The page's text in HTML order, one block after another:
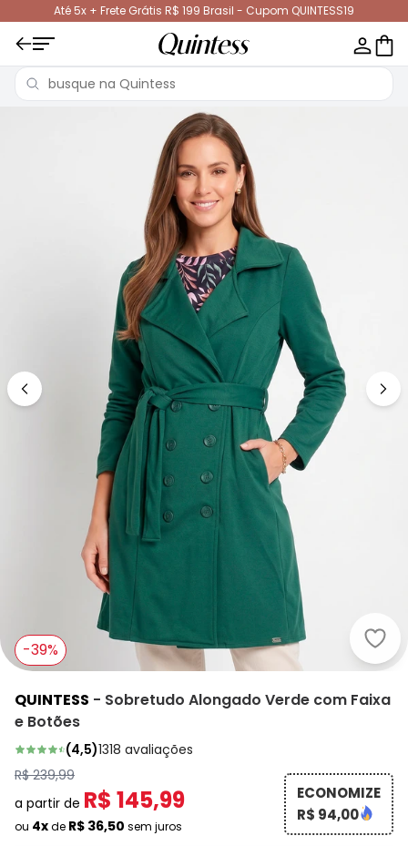
Até 5x + Frete Grátis R$ 199 Brasil - Cupom QUINTESS19
-39%
QUINTESS - Sobretudo Alongado Verde com Faixa
e Botões
(4,5)1318 avaliações
R$ 239,99
a partir de R$ 145,99
ou 4xde R$ 36,50 sem juros
ECONOMIZE
R$ 94,00